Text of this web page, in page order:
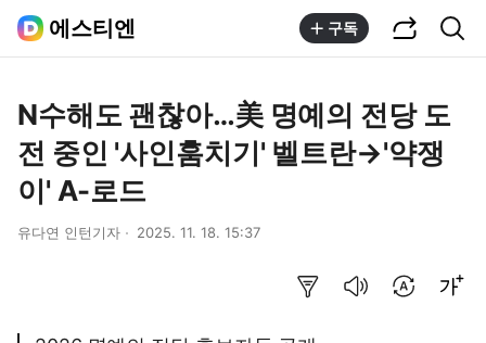
에스티엔 구독
N수해도 괜찮아…美 명예의 전당 도
전 중인 '사인훔치기' 벨트란→'약쟁
이' A-로드
유다연 인턴기자 2025. 11. 18. 15:37